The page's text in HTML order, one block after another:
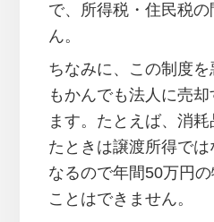
で、所得税・住民税
ん。
ちなみに、この制度
もかんでも法人に売
ます。たとえば、消
たときは譲渡所得で
なるので年間50万円
ことはできません。